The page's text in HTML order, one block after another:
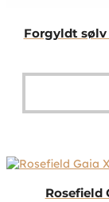
Forgyldt
Rosefield